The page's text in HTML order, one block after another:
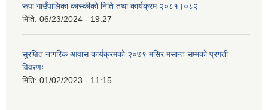
रूपा गाउँपालिका कास्कीको निति तथा कार्यक्रम २०८१।०८२
मिति: 06/23/2024 - 19:27
सुरक्षित नागरिक आवास कार्यक्रमको २०७९ मंसिर मसान्त सम्मको प्रगती
विवरणः
मिति: 01/02/2023 - 11:15